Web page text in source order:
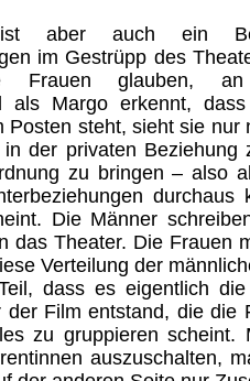
aber auch ein
im Gestrüpp des
Frauen glauben,
als Margo erkennt,
Posten steht, sieht sie nur
der privaten Beziehung
zu bringen – also
durchaus
Die Männer
das Theater. Die Frauen
Verteilung der
dass es eigentlich
Film entstand, die die
zu gruppieren scheint.
auszuschalten,